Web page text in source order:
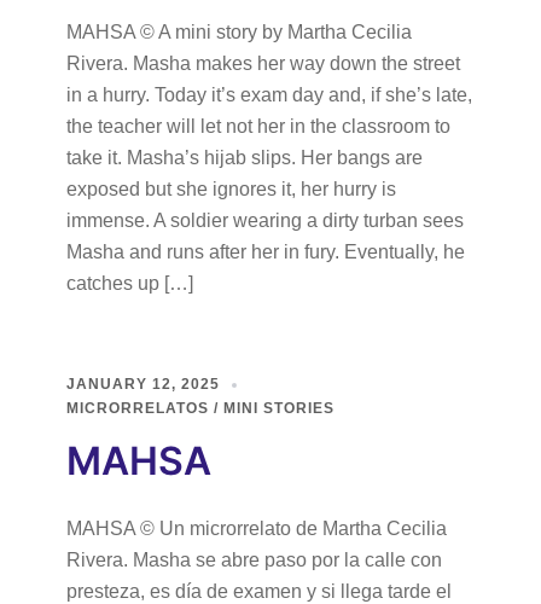
MAHSA © A mini story by Martha Cecilia
Rivera. Masha makes her way down the street
in a hurry. Today it’s exam day and, if she’s late,
the teacher will let not her in the classroom to
take it. Masha’s hijab slips. Her bangs are
exposed but she ignores it, her hurry is
immense. A soldier wearing a dirty turban sees
Masha and runs after her in fury. Eventually, he
catches up […]
JANUARY 12, 2025
MICRORRELATOS / MINI STORIES
MAHSA
MAHSA © Un microrrelato de Martha Cecilia
Rivera. Masha se abre paso por la calle con
presteza, es día de examen y si llega tarde el